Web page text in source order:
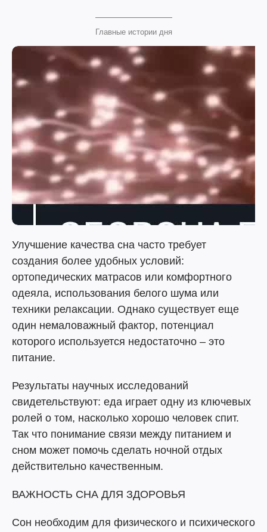
Главные истории дня
Улучшение качества сна часто требует
создания более удобных условий:
ортопедических матрасов или комфортного
одеяла, использования белого шума или
техники релаксации. Однако существует еще
один немаловажный фактор, потенциал
которого используется недостаточно – это
питание.
Результаты научных исследований
свидетельствуют: еда играет одну из ключевых
ролей о том, насколько хорошо человек спит.
Так что понимание связи между питанием и
сном может помочь сделать ночной отдых
действительно качественным.
ВАЖНОСТЬ СНА ДЛЯ ЗДОРОВЬЯ
Сон необходим для физического и психического